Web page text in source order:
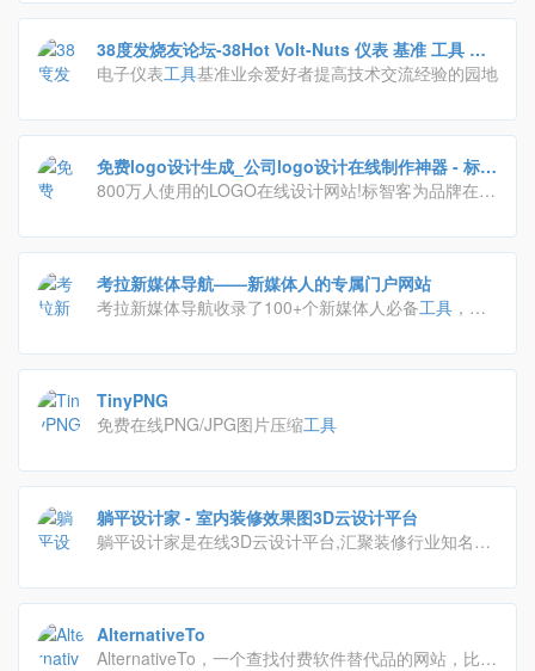
38度发烧友论坛-38Hot Volt-Nuts 仪表 基准 工具 万
用表 示波器 焊台 电烙铁 电钻电子爱好者专业论坛 -
电子仪表工具基准业余爱好者提高技术交流经验的园地
免费logo设计生成_公司logo设计在线制作神器 - 标智
客
800万人使用的LOGO在线设计网站!标智客为品牌在线
及企业VI. 标志客可5分钟生成个性化logo设计,源文件
考拉新媒体导航——新媒体人的专属门户网站
考拉新媒体导航收录了100+个新媒体人必备工具 ，公
据分析、创意h5；收录200+篇新媒体干货，用户增
TinyPNG
免费在线PNG/JPG图片压缩工具
躺平设计家 - 室内装修效果图3D云设计平台
躺平设计家是在线3D云设计平台,汇聚装修行业知名的
计方案、DIY家装教程,更有云设计工具为有创意业主
AlternativeTo
AlternativeTo，一个查找付费软件替代品的网站，比如